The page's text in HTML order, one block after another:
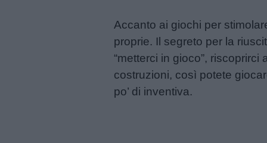
Accanto ai giochi per
proprie. Il segreto per la
“metterci in gioco”,
costruzioni, così potete
po’ di inventiva.